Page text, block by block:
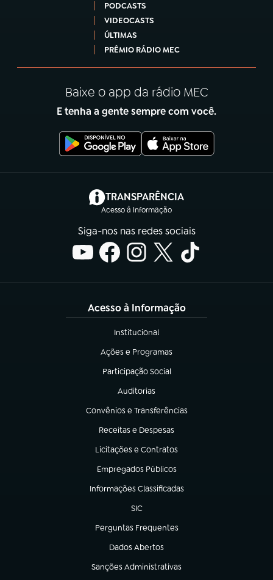
PODCASTS
VIDEOCASTS
ÚLTIMAS
PRÊMIO RÁDIO MEC
Baixe o app da rádio MEC
E tenha a gente sempre com você.
TRANSPARÊNCIA
Acesso à Informação
(abre em nova aba)
Siga-nos nas redes sociais
Acesso à Informação
Institucional
(abre em nova aba)
Ações e Programas
(abre em nova aba)
Participação Social
(abre em nova aba)
Auditorias
(abre em nova aba)
Convênios e Transferências
(abre em nova aba)
Receitas e Despesas
(abre em nova aba)
Licitações e Contratos
(abre em nova aba)
Empregados Públicos
(abre em nova aba)
Informações Classificadas
(abre em nova aba)
SIC
(abre em nova aba)
Perguntas Frequentes
(abre em nova aba)
Dados Abertos
(abre em nova aba)
Sanções Administrativas
(abre em nova aba)